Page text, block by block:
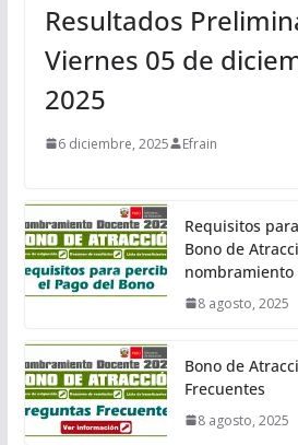
Resultados
Viernes 05 de
2025
6 diciembre, 2025 Efrain
Requisitos
Bono de
nombramiento
8 agosto, 2025
Bono de
Frecuentes
8 agosto, 2025